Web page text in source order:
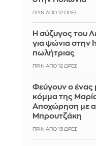
ΠΡΙΝ ΑΠΌ 12 ΏΡΕΣ
Η σύζυγος του
για ψώνια στην
πωλήτριας
ΠΡΙΝ ΑΠΌ 12 ΏΡΕΣ
Φεύγουν ο ένας
κόμμα της
Αποχώρηση με
Μπρουτζάκη
ΠΡΙΝ ΑΠΌ 13 ΏΡΕΣ